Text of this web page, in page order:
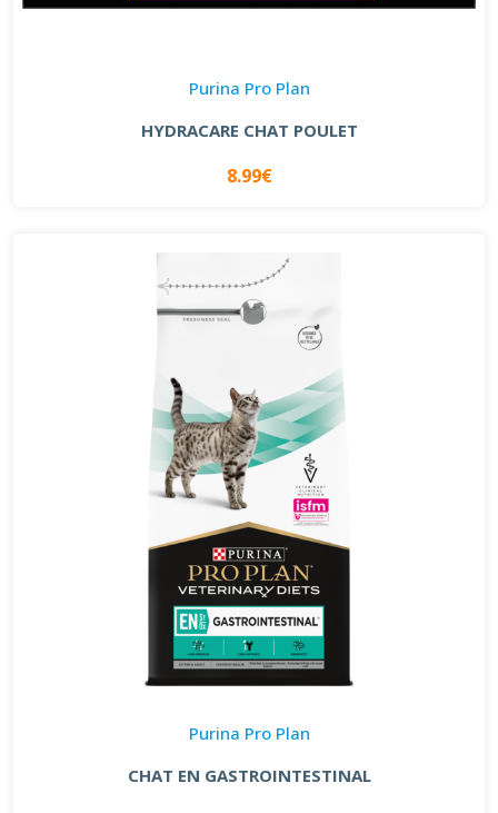
Purina Pro Plan
HYDRACARE CHAT POULET
8.99€
Purina Pro Plan
CHAT EN GASTROINTESTINAL